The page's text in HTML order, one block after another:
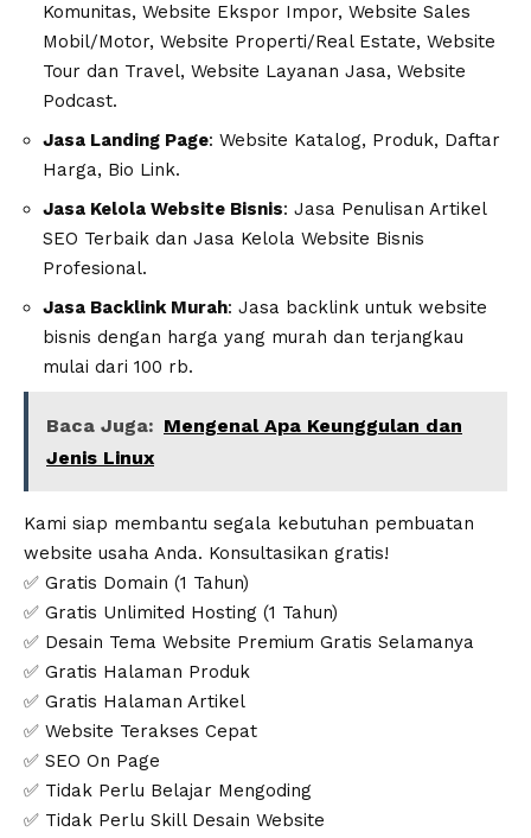
Komunitas, Website Ekspor Impor, Website Sales
Mobil/Motor, Website Properti/Real Estate, Website
Tour dan Travel, Website Layanan Jasa, Website
Podcast.
Jasa Landing Page: Website Katalog, Produk, Daftar
Harga, Bio Link.
Jasa Kelola Website Bisnis: Jasa Penulisan Artikel
SEO Terbaik dan Jasa Kelola Website Bisnis
Profesional.
Jasa Backlink Murah: Jasa backlink untuk website
bisnis dengan harga yang murah dan terjangkau
mulai dari 100 rb.
Baca Juga: Mengenal Apa Keunggulan dan
Jenis Linux
Kami siap membantu segala kebutuhan pembuatan
website usaha Anda. Konsultasikan gratis!
✅ Gratis Domain (1 Tahun)
✅ Gratis Unlimited Hosting (1 Tahun)
✅ Desain Tema Website Premium Gratis Selamanya
✅ Gratis Halaman Produk
✅ Gratis Halaman Artikel
✅ Website Terakses Cepat
✅ SEO On Page
✅ Tidak Perlu Belajar Mengoding
✅ Tidak Perlu Skill Desain Website